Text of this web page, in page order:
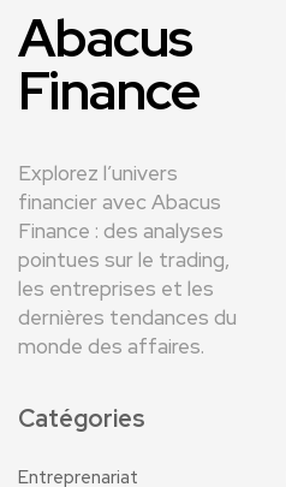
Abacus
Finance
Explorez l’univers
financier avec Abacus
Finance : des analyses
pointues sur le trading,
les entreprises et les
dernières tendances du
monde des affaires.
Catégories
Entreprenariat